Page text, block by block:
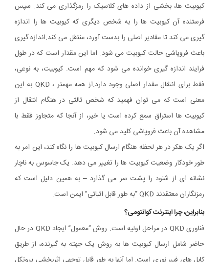
کیوبیت ها، بخشی از داده های کلاسیک را رمزگذاری می کند. سپس
فرستنده آن کیوبیت ها را به شخص دیگری که کیوبیت ها را اندازه
گیری می کند تا مقادیر اصلی را بدست آورد، منتقل می کند.اندازه گیری
باعث فروپاشی حالت کیوبیت می شود. اما این مقدار است که در طول
فرایند اندازه گیری خوانده می شود که مهم است. کیوبیت، به نوعی،
فقط برای انتقال مقدار اصلی وجود دارد.از همه مهمتر ، QKD به این
معنی است که می توان فهمید که شخص ثالثی در هنگام انتقال از
کیوبیت ها استراق سمع کرده است یا خیر، از آنجا که متجاوز فقط با
مشاهده آن باعث فروپاشی کلید می شود.
اگر یک هکر در هر لحظه هنگام ارسال کیوبیت ها را نگاه کند، این امر به
طور خودکار وضعیت کیوبیت ها را تغییر می دهد. یک جاسوس به ناچار
نشانه ای از شنود را پشت سر می گذارد – به همین دلیل است که
رمزنگاران معتقدند QKD “به طور قابل اثباتی” ایمن است.
بنابراین، چرا اینترنت کوانتومی؟
فناوری QKD در مراحل اولیه است. روش “معمول” ایجاد QKD در حال
حاضر شامل ارسال کیوبیت ها به روش یک جهته به گیرنده، از طریق